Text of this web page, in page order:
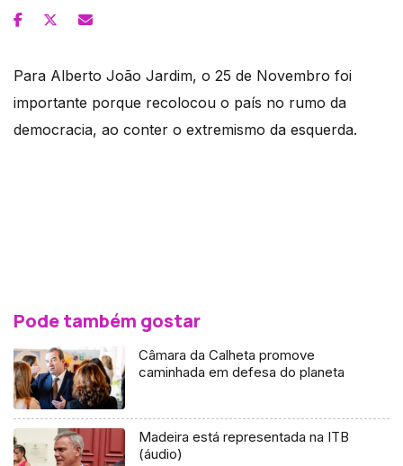
Para Alberto João Jardim, o 25 de Novembro foi
importante porque recolocou o país no rumo da
democracia, ao conter o extremismo da esquerda.
Pode também gostar
Câmara da Calheta promove
caminhada em defesa do planeta
Madeira está representada na ITB
(áudio)